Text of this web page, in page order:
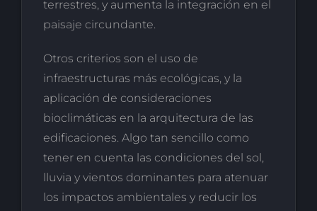
terrestres, y aumenta la integración en el
paisaje circundante.
Otros criterios son el uso de
infraestructuras más ecológicas, y la
aplicación de consideraciones
bioclimáticas en la arquitectura de las
edificaciones. Algo tan sencillo como
tener en cuenta las condiciones del sol,
lluvia y vientos dominantes para atenuar
los impactos ambientales y reducir los